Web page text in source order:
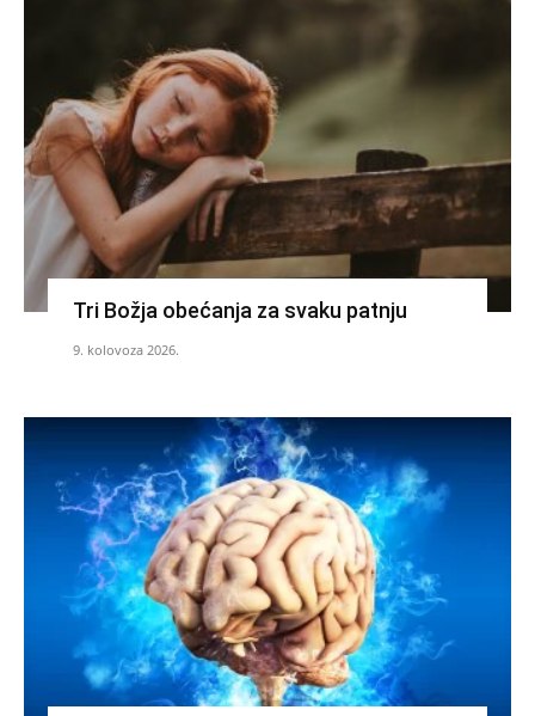
Tri Božja obećanja za svaku patnju
9. kolovoza 2026.